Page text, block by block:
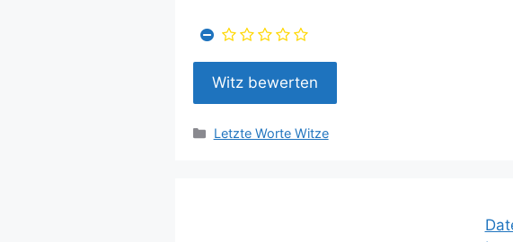
Kategorien
Letzte Worte Witze